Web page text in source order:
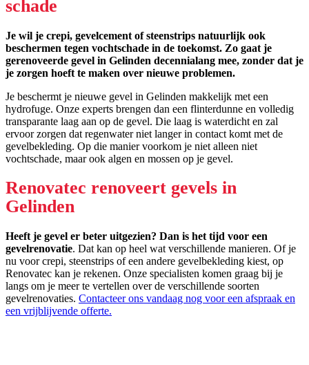
schade
Je wil je crepi, gevelcement of steenstrips natuurlijk ook
beschermen tegen vochtschade in de toekomst. Zo gaat je
gerenoveerde gevel in Gelinden decennialang mee, zonder dat je
je zorgen hoeft te maken over nieuwe problemen.
Je beschermt je nieuwe gevel in Gelinden makkelijk met een
hydrofuge. Onze experts brengen dan een flinterdunne en volledig
transparante laag aan op de gevel. Die laag is waterdicht en zal
ervoor zorgen dat regenwater niet langer in contact komt met de
gevelbekleding. Op die manier voorkom je niet alleen niet
vochtschade, maar ook algen en mossen op je gevel.
Renovatec renoveert gevels in
Gelinden
Heeft je gevel er beter uitgezien? Dan is het tijd voor een
gevelrenovatie. Dat kan op heel wat verschillende manieren. Of je
nu voor crepi, steenstrips of een andere gevelbekleding kiest, op
Renovatec kan je rekenen. Onze specialisten komen graag bij je
langs om je meer te vertellen over de verschillende soorten
gevelrenovaties. Contacteer ons vandaag nog voor een afspraak en
een vrijblijvende offerte.